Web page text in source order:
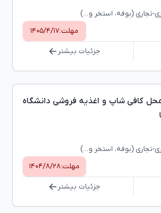
تجاری (بوفه، استخر و...)
مهلت:۱۴۰۵/۴/۱۷
جزئیات بیشتر
محل کافی شاپ و اغذیه فروشی دانشگاه
تجاری (بوفه، استخر و...)
مهلت:۱۴۰۴/۸/۲۸
جزئیات بیشتر